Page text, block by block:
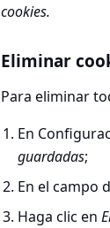
cookies.
Eliminar
Para eliminar
En
guardadas;
En el campo
Haga clic en